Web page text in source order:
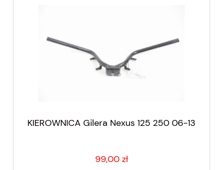
KIEROWNICA Gilera Nexus 125 250 06-13
99,00 zł